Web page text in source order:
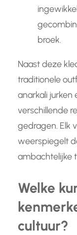
broek.
Naast deze
traditionele
anarkali jurken
verschillende
gedragen. Elk
weerspiegelt
ambachtelijke
Welke
cultuur?